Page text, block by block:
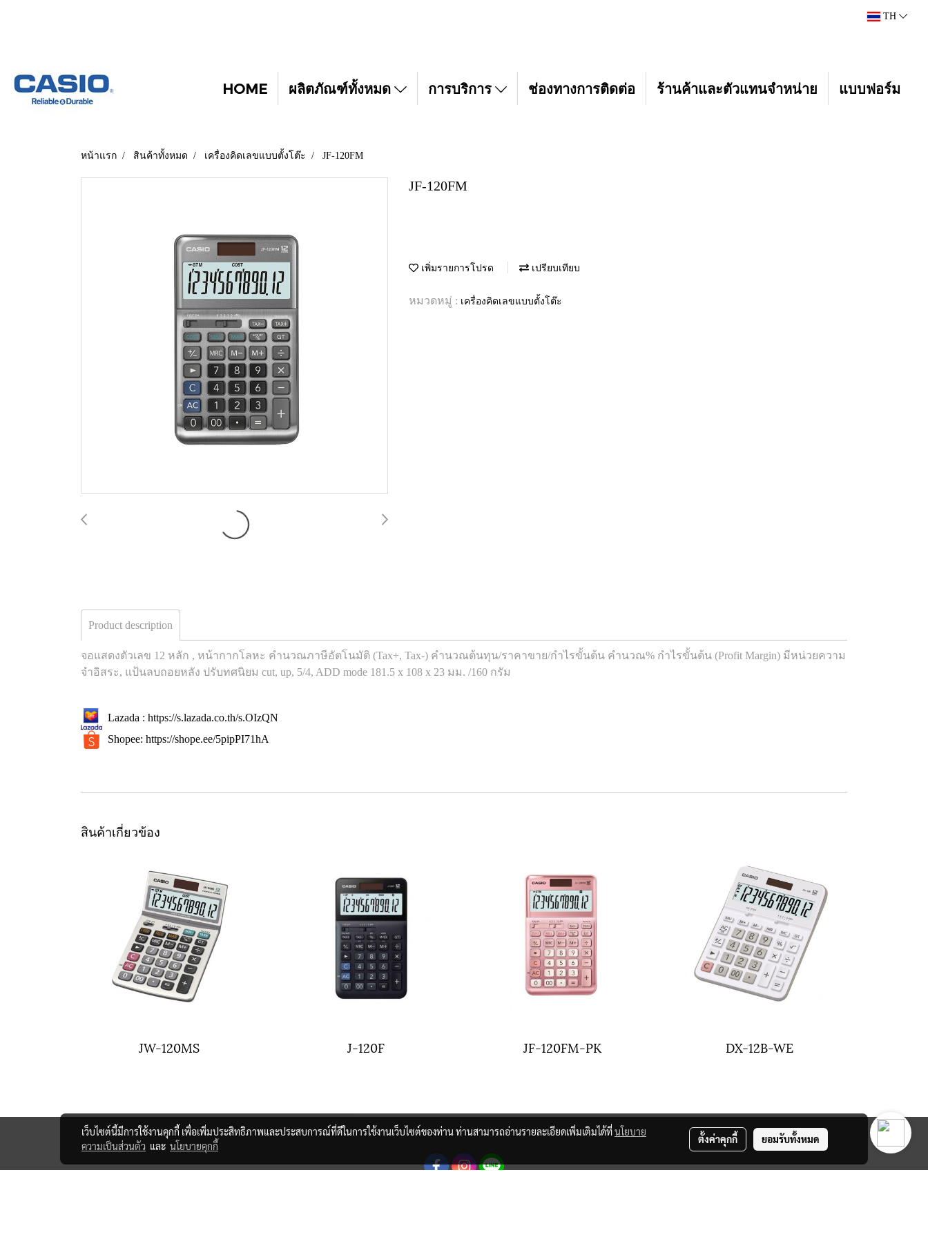
TH
HOME ผลิตภัณฑ์ทั้งหมด การบริการ ช่องทางการติดต่อ ร้านค้าและตัวแทนจำหน่าย แบบฟอร์ม
หน้าแรก สินค้าทั้งหมด เครื่องคิดเลขแบบตั้งโต๊ะ JF-120FM
JF-120FM
เพิ่มรายการโปรด เปรียบเทียบ
หมวดหมู่ : เครื่องคิดเลขแบบตั้งโต๊ะ
Product description
จอแสดงตัวเลข 12 หลัก , หน้ากากโลหะ คำนวณภาษีอัตโนมัติ (Tax+, Tax-) คำนวณต้นทุน/ราคาขาย/กำไรขั้นต้น คำนวณ% กำไรขั้นต้น (Profit Margin) มีหน่วยความ
จำอิสระ, แป้นลบถอยหลัง ปรับทศนิยม cut, up, 5/4, ADD mode 181.5 x 108 x 23 มม. /160 กรัม
Lazada : https://s.lazada.co.th/s.OIzQN
Shopee: https://shope.ee/5pipPI71hA
สินค้าเกี่ยวข้อง
JW-120MS J-120F JF-120FM-PK DX-12B-WE
เว็บไซต์นี้มีการใช้งานคุกกี้ เพื่อเพิ่มประสิทธิภาพและประสบการณ์ที่ดีในการใช้งานเว็บไซต์ของท่าน ท่านสามารถอ่านรายละเอียดเพิ่มเติมได้ที่นโยบาย
ความเป็นส่วนตัว และ นโยบายคุกกี้
ตั้งค่าคุกกี้ ยอมรับทั้งหมด